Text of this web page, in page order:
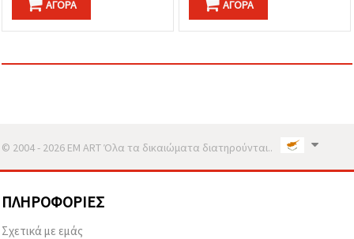
επιλέγοντας
κουμπί
Στον
ιστότοπο!
ΑΓΟΡΆ ΑΓΟΡΆ
© 2004 - 2026 EM ART Όλα τα δικαιώματα διατηρούνται..
ΠΛΗΡΟΦΟΡΊΕΣ
Σχετικά με εμάς